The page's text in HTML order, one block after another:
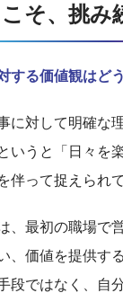
そ、挑み
る価値観はど
に対して明確な
いうと「日々を
伴って捉えられ
、最初の職場で
、価値を提供す
段ではなく、自